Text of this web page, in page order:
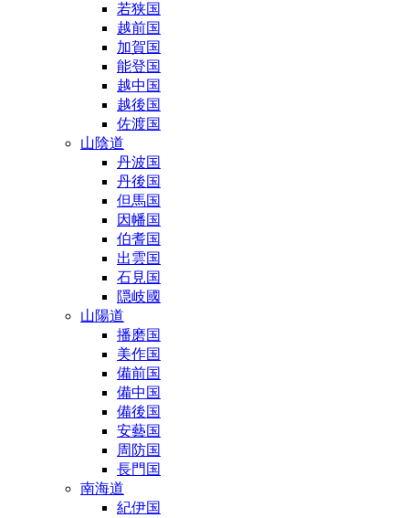
若狭国
越前国
加賀国
能登国
越中国
越後国
佐渡国
山陰道
丹波国
丹後国
但馬国
因幡国
伯耆国
出雲国
石見国
隠岐國
山陽道
播磨国
美作国
備前国
備中国
備後国
安藝国
周防国
長門国
南海道
紀伊国